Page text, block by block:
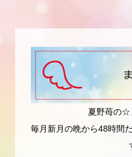
夏野苺の
毎月新月の晩から48時間